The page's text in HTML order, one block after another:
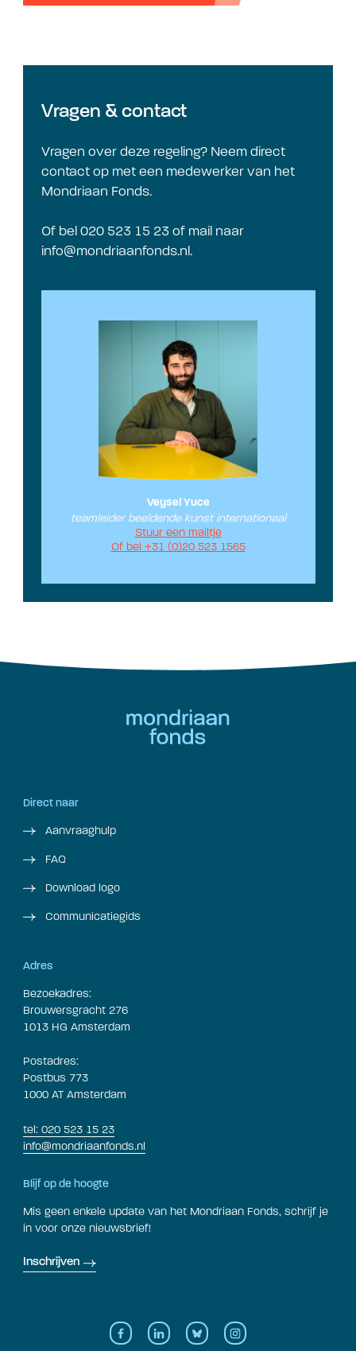
Vragen & contact
Vragen over deze regeling? Neem direct
contact op met een medewerker van het
Mondriaan Fonds.
Of bel 020 523 15 23 of mail naar
info@mondriaanfonds.nl.
Veysel Yuce
teamleider beeldende kunst internationaal
Stuur een mailtje
Of bel +31 (0)20 523 1565
Direct naar
Aanvraaghulp
FAQ
Download logo
Communicatiegids
Adres
Bezoekadres:
Brouwersgracht 276
1013 HG Amsterdam
Postadres:
Postbus 773
1000 AT Amsterdam
tel: 020 523 15 23
info@mondriaanfonds.nl
Blijf op de hoogte
Mis geen enkele update van het Mondriaan Fonds, schrijf je
in voor onze nieuwsbrief!
Inschrijven